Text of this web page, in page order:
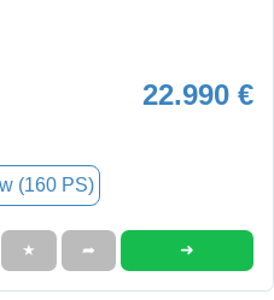
22.990 €
(160 PS)
★ ➦ ➜